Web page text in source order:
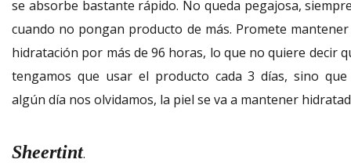
se absorbe bastante rápido. No queda pegajosa,
cuando no pongan producto de más. Promete
hidratación por más de 96 horas, lo que no quiere decir
tengamos que usar el producto cada 3 días, sino
algún día nos olvidamos, la piel se va a mantener
Sheertint.